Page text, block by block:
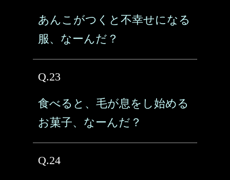
あんこがつくと不幸せになる
服、なーんだ？
Q.23
食べると、毛が息をし始める
お菓子、なーんだ？
Q.24